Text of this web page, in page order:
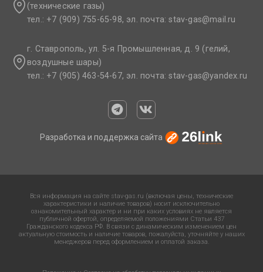
(технические газы)
тел.: +7 (909) 755-65-98, эл. почта: stav-gas@mail.ru​
г. Ставрополь, ул. 5-я Промышленная, д. 9 (гелий,
воздушные шары)
тел.: +7 (905) 463-54-67, эл. почта: stav-gas@yandex.ru​
Разработка и поддержка сайта
Вся информация на сайте stav-gas.ru (включая цены, технические
характеристики и наличие товаров) носит исключительно
ознакомительный характер и ни при каких условиях не является
публичной офертой, определяемой положениями Статьи 437
Гражданского кодекса РФ. В связи с динамическим изменением цен
актуальную стоимость и наличие товаров, пожалуйста, уточняйте у наших
менеджеров перед оформлением и оплатой заказа.